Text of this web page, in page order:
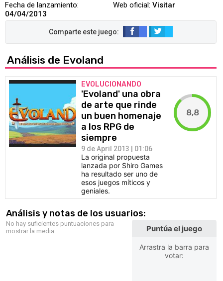
Fecha de lanzamiento:
04/04/2013
Web oficial: Visitar
Análisis de Evoland
EVOLUCIONANDO
'Evoland' una obra
de arte que rinde
un buen homenaje
a los RPG de
siempre
9 de April 2013 | 01:06
La original propuesta
lanzada por Shiro Games
ha resultado ser uno de
esos juegos míticos y
geniales.
8,8
Análisis y notas de los usuarios:
No hay suficientes puntuaciones para
mostrar la media
Puntúa el juego
Arrastra la barra para
votar: